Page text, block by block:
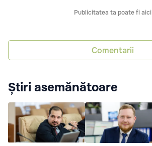
Publicitatea ta poate fi aici
Comentarii
Știri asemănătoare